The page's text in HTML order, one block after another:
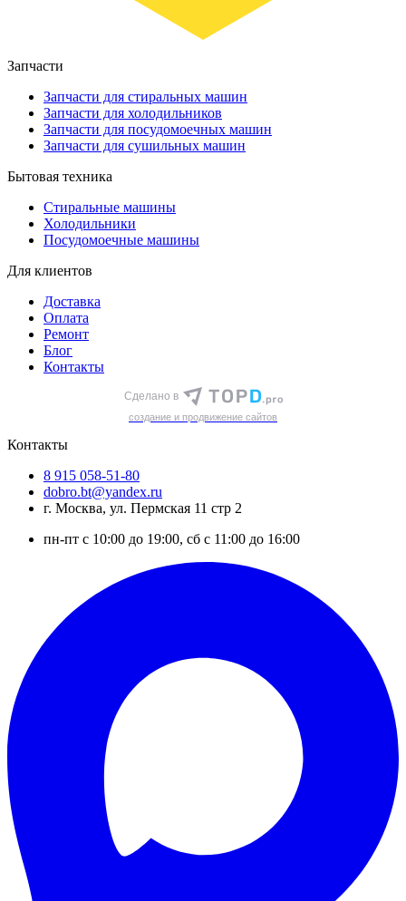
Запчасти
Запчасти для стиральных машин
Запчасти для холодильников
Запчасти для посудомоечных машин
Запчасти для сушильных машин
Бытовая техника
Стиральные машины
Холодильники
Посудомоечные машины
Для клиентов
Доставка
Оплата
Ремонт
Блог
Контакты
Сделано в
cоздание и продвижение сайтов
Контакты
8 915 058-51-80
dobro.bt@yandex.ru
г. Москва, ул. Пермская 11 стр 2
пн-пт с 10:00 до 19:00, сб с 11:00 до 16:00